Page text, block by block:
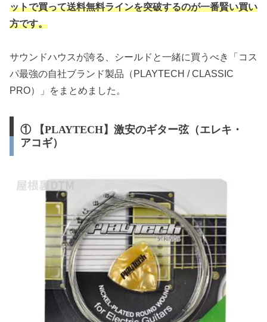
ットで買って送料無料ラインを突破するのが一番賢い買い
方です。
サウンドハウスが誇る、シールドと一緒に買うべき「コス
パ最強の自社ブランド製品（PLAYTECH / CLASSIC
PRO）」をまとめました。
① 【PLAYTECH】激安のギター弦（エレキ・
アコギ）